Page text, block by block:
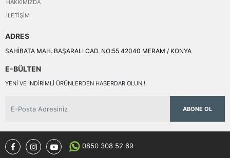
HAKKIMIZDA
İLETIŞIM
ADRES
SAHİBATA MAH. BAŞARALI CAD. NO:55 42040 MERAM / KONYA
E-BÜLTEN
YENI VE INDIRIMLI ÜRÜNLERDEN HABERDAR OLUN !
ABONE OL
0850 308 52 69